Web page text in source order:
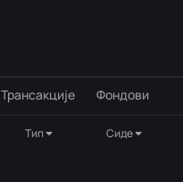
Трансакције Фондови
Тип Сиде